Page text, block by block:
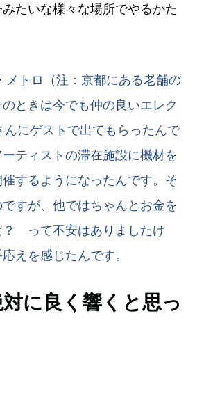
たいな様々な場所でやるかた
トロ（注：京都にある老舗の
ときは今でも仲の良いエレク
にゲストで出てもらったんで
ティストの滞在施設に機材を
するようになったんです。そ
すが、他ではちゃんとお金を
？ って不安はありましたけ
えを感じたんです。
に良く響くと思っ